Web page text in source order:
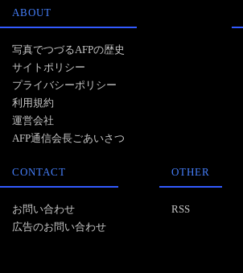
ABOUT
写真でつづるAFPの歴史
サイトポリシー
プライバシーポリシー
利用規約
運営会社
AFP通信会長ごあいさつ
CONTACT
お問い合わせ
広告のお問い合わせ
OTHER
RSS